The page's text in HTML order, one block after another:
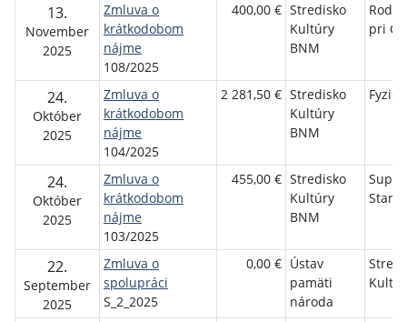
13.
November
2025
Zmluva o
krátkodobom
nájme
108/2025
400,00 € Stredisko
Kultúry
BNM
pri
24.
Október
2025
Zmluva o
krátkodobom
nájme
104/2025
2 281,50 € Stredisko
Kultúry
BNM
24.
Október
2025
Zmluva o
krátkodobom
nájme
103/2025
455,00 € Stredisko
Kultúry
BNM
22.
September
2025
Zmluva o
spolupráci
S_2_2025
0,00 € Ústav
pamäti
národa